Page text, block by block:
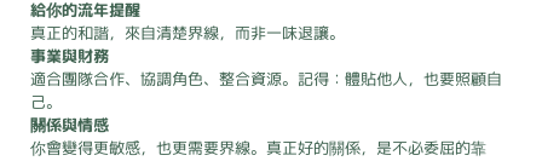
給你的流年提醒
真正的和諧，來自清楚界線，而非一味退讓。
事業與財務
適合團隊合作、協調角色、整合資源。記得：體貼他人，也要照顧自
己。
關係與情感
你會變得更敏感，也更需要界線。真正好的關係，是不必委屈的靠